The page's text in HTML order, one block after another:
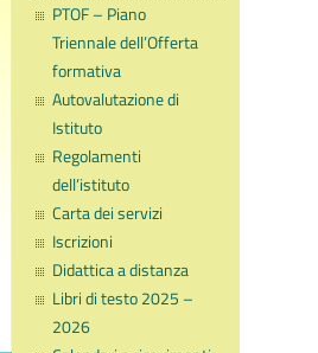
PTOF – Piano
Triennale dell’Offerta
formativa
Autovalutazione di
Istituto
Regolamenti
dell’istituto
Carta dei servizi
Iscrizioni
Didattica a distanza
Libri di testo 2025 –
2026